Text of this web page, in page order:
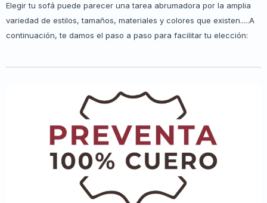
Elegir tu sofá puede parecer una tarea abrumadora por la amplia
variedad de estilos, tamaños, materiales y colores que existen.....A
continuación, te damos el paso a paso para facilitar tu elección: